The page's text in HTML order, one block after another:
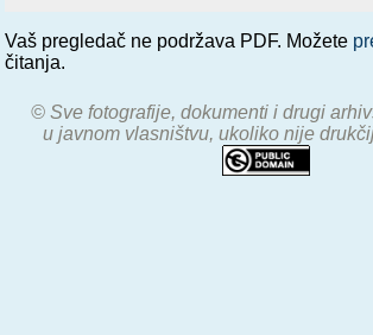
Vaš pregledač ne podržava PDF. Možete
čitanja.
© Sve fotografije, dokumenti i drugi
u javnom vlasništvu, ukoliko nije